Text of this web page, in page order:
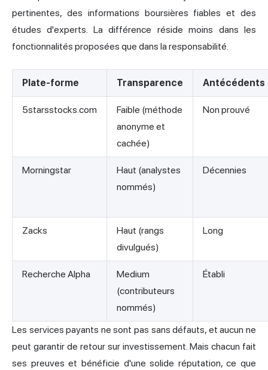
pertinentes, des informations boursières fiables et des
études d'experts. La différence réside moins dans les
fonctionnalités proposées que dans la responsabilité.
Plate-forme Transparence Antécédents
5starsstocks.com
Faible (méthode
anonyme et
cachée)
Non prouvé
Morningstar
Haut (analystes
nommés)
Décennies
Zacks
Haut (rangs
divulgués)
Long
Recherche Alpha
Medium
(contributeurs
nommés)
Établi
Les services payants ne sont pas sans défauts, et aucun ne
peut garantir de retour sur investissement. Mais chacun fait
ses preuves et bénéficie d'une solide réputation, ce que